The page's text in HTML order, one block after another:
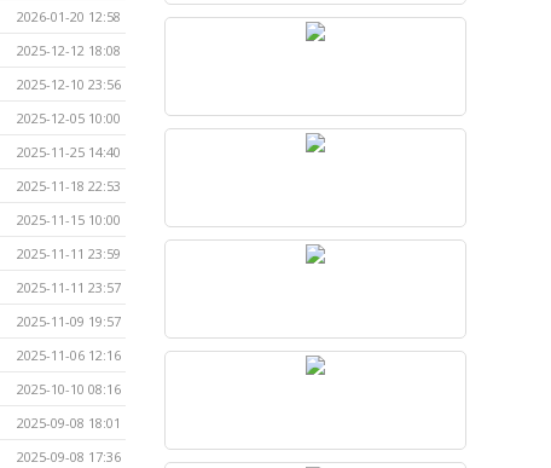
2026-01-20 12:58
2025-12-12 18:08
2025-12-10 23:56
2025-12-05 10:00
2025-11-25 14:40
2025-11-18 22:53
2025-11-15 10:00
2025-11-11 23:59
2025-11-11 23:57
2025-11-09 19:57
2025-11-06 12:16
2025-10-10 08:16
2025-09-08 18:01
2025-09-08 17:36